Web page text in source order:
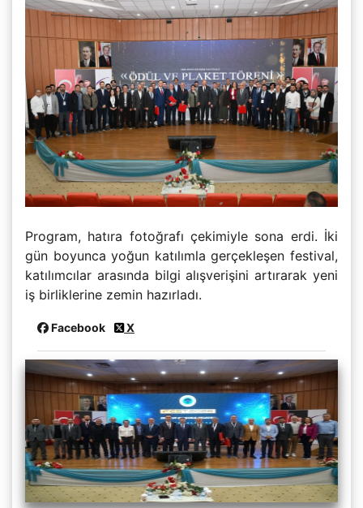
Program, hatıra fotoğrafı çekimiyle sona erdi. İki
gün boyunca yoğun katılımla gerçekleşen festival,
katılımcılar arasında bilgi alışverişini artırarak yeni
iş birliklerine zemin hazırladı.
Facebook X